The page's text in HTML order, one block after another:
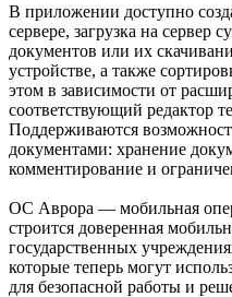
В приложении доступно
сервере, загрузка на сервер
документов или их
устройстве, а также
этом в зависимости от
соответствующий редактор
Поддерживаются
документами: хранение
комментирование и
ОС Аврора — мобильная
строится доверенная
государственных
которые теперь могут
для безопасной работы и